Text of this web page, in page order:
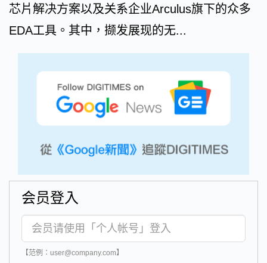
芯片解决方案以及关系企业Arculus旗下的众多
EDA工具。其中，撷发展现的无...
会员登入
【范例：user@company.com】